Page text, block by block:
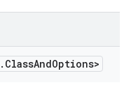
. ClassAndOptions>